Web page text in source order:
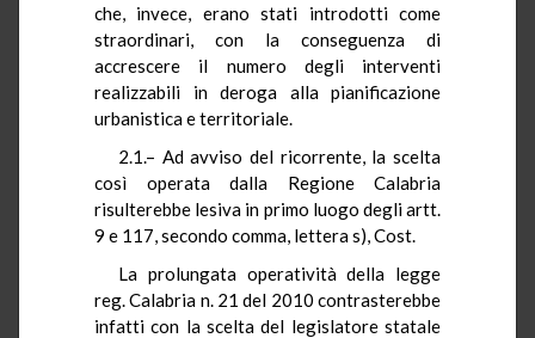
che, invece, erano stati introdotti come
straordinari, con la conseguenza di
accrescere il numero degli interventi
realizzabili in deroga alla pianificazione
urbanistica e territoriale.
2.1.– Ad avviso del ricorrente, la scelta
così operata dalla Regione Calabria
risulterebbe lesiva in primo luogo degli artt.
9 e 117, secondo comma, lettera s), Cost.
La prolungata operatività della legge
reg. Calabria n. 21 del 2010 contrasterebbe
infatti con la scelta del legislatore statale